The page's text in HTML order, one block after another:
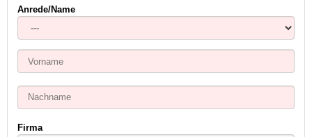
Anrede/Name
Firma